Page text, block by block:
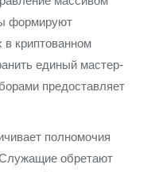
формируют
в криптованном
единый мастер-
предоставляет
полномочия
Служащие обретают